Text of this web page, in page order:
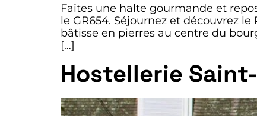
Faites une halte gourmande et
le GR654. Séjournez et découvrez
bâtisse en pierres au centre du
[…]
Hostellerie